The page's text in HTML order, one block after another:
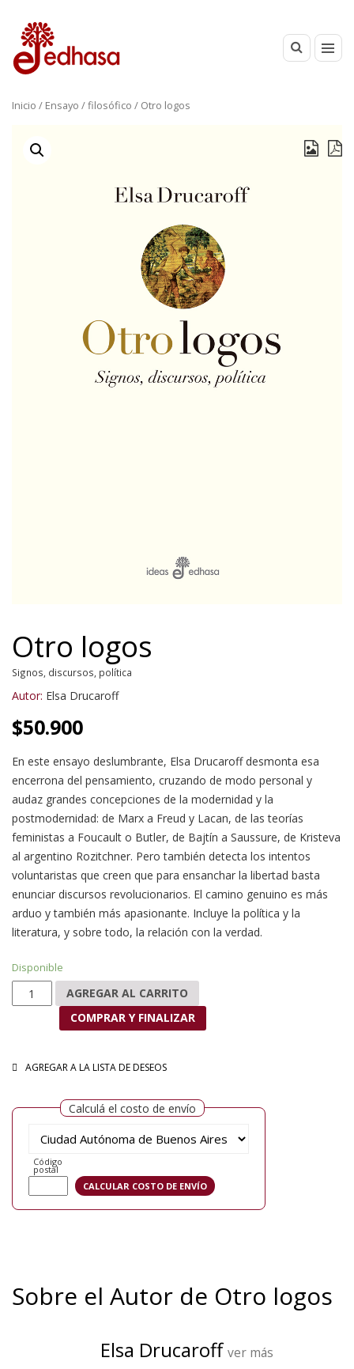
Inicio / Ensayo /filosófico / Otro logos
Otro logos
Signos, discursos, política
Autor: Elsa Drucaroff
$50.900
En este ensayo deslumbrante, Elsa Drucaroff desmonta esa
encerrona del pensamiento, cruzando de modo personal y
audaz grandes concepciones de la modernidad y la
postmodernidad: de Marx a Freud y Lacan, de las teorías
feministas a Foucault o Butler, de Bajtín a Saussure, de Kristeva
al argentino Rozitchner. Pero también detecta los intentos
voluntaristas que creen que para ensanchar la libertad basta
enunciar discursos revolucionarios. El camino genuino es más
arduo y también más apasionante. Incluye la política y la
literatura, y sobre todo, la relación con la verdad.
Disponible
Otro logos cantidadAGREGAR AL CARRITO
COMPRAR Y FINALIZAR
AGREGAR A LA LISTA DE DESEOS
Calculá el costo de envío
Código
postal
Sobre el Autor de Otro logos
Elsa Drucaroff ver más